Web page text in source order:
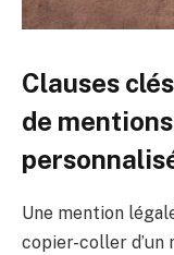
Clauses
de
Une mention
copier-coller d’un